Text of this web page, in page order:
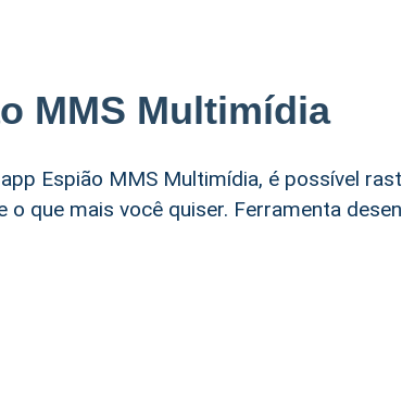
MMS Multimídia
Espião MMS Multimídia, é possível
o que mais você quiser. Ferramenta